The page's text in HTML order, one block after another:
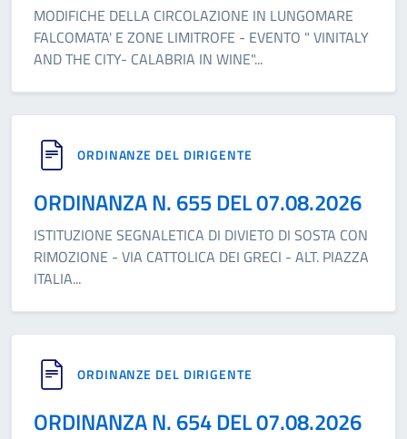
MODIFICHE DELLA CIRCOLAZIONE IN LUNGOMARE
FALCOMATA' E ZONE LIMITROFE - EVENTO " VINITALY
AND THE CITY- CALABRIA IN WINE"...
ORDINANZE DEL DIRIGENTE
ORDINANZA N. 655 DEL 07.08.2026
ISTITUZIONE SEGNALETICA DI DIVIETO DI SOSTA CON
RIMOZIONE - VIA CATTOLICA DEI GRECI - ALT. PIAZZA
ITALIA...
ORDINANZE DEL DIRIGENTE
ORDINANZA N. 654 DEL 07.08.2026